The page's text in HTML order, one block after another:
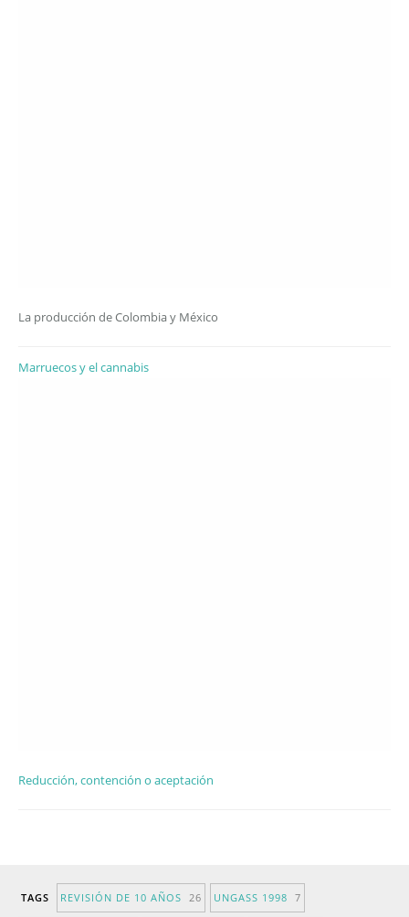
La producción de Colombia y México
Marruecos y el cannabis
Reducción, contención o aceptación
TAGS REVISIÓN DE 10 AÑOS 26 UNGASS 1998 7